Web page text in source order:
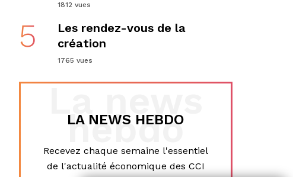
1812 vues
5
Les rendez-vous de la
création
1765 vues
hebdo
LA NEWS HEBDO
Recevez chaque semaine l'essentiel
de l'actualité économique des CCI